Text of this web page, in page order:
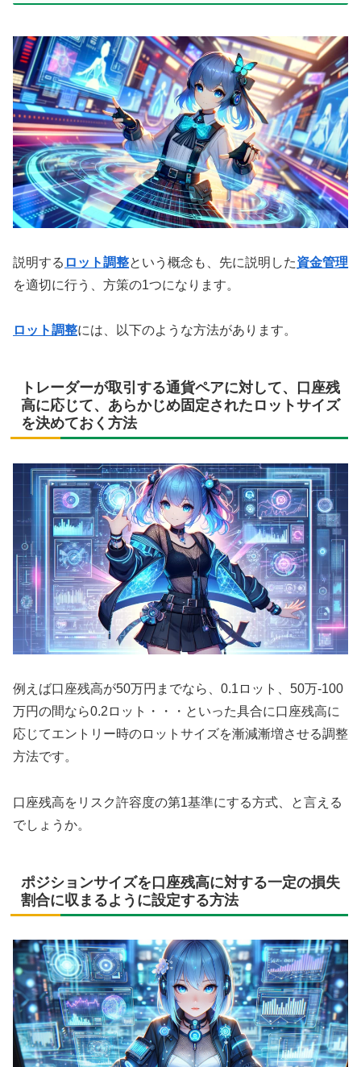
説明する ロット調整という概念も、先に説明した資金管理
を適切に行う、方策の1つになります。
ロット調整には、以下のような方法があります。
トレーダーが取引する通貨ペアに対して、口座残
高に応じて、あらかじめ固定されたロットサイズ
を決めておく方法
例えば口座残高が50万円までなら、0.1ロット、50万-100
万円の間なら0.2ロット・・・といった具合に口座残高に
応じてエントリー時のロットサイズを漸減漸増させる調整
方法です。
口座残高をリスク許容度の第1基準にする方式、と言える
でしょうか。
ポジションサイズを口座残高に対する一定の損失
割合に収まるように設定する方法